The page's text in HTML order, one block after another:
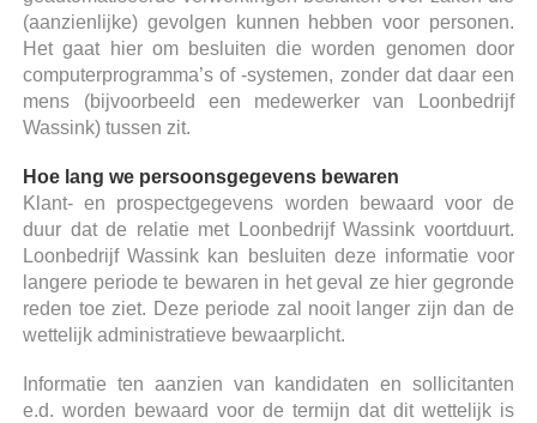
(aanzienlijke) gevolgen kunnen hebben voor personen.
Het gaat hier om besluiten die worden genomen door
computerprogramma’s of -systemen, zonder dat daar een
mens (bijvoorbeeld een medewerker van Loonbedrijf
Wassink) tussen zit.
Hoe lang we persoonsgegevens bewaren
Klant- en prospectgegevens worden bewaard voor de
duur dat de relatie met Loonbedrijf Wassink voortduurt.
Loonbedrijf Wassink kan besluiten deze informatie voor
langere periode te bewaren in het geval ze hier gegronde
reden toe ziet. Deze periode zal nooit langer zijn dan de
wettelijk administratieve bewaarplicht.
Informatie ten aanzien van kandidaten en sollicitanten
e.d. worden bewaard voor de termijn dat dit wettelijk is